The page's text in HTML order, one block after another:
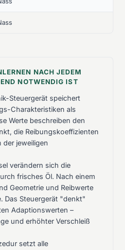
NACH JEDEM
NOTWENDIG IST
Steuergerät speichert
Charakteristiken als
Werte beschreiben den
die Reibungskoeffizienten
der jeweiligen
verändern sich die
frisches Öl. Nach einem
Geometrie und Reibwerte
Das Steuergerät "denkt"
Adaptionswerten –
und erhöhter Verschleiß
setzt alle